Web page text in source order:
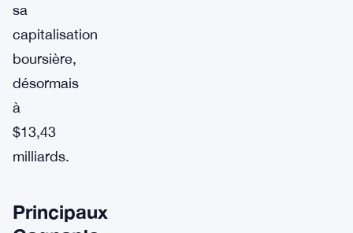
sa
capitalisation
boursière,
désormais
à
$13,43
milliards.
Principaux